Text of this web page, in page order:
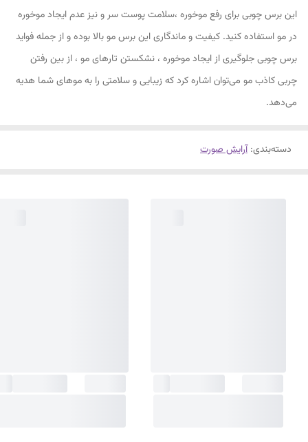
این برس چوبی برای رفع موخوره ،سلامت پوست سر و نیز عدم ایجاد موخوره
در مو استفاده کنید. کیفیت و ماندگاری این برس مو بالا بوده و از جمله فواید
برس چوبی جلوگیری از ایجاد موخوره ، نشکستن تارهای مو ، از بین رفتن
چربی کاذب مو می‌توان اشاره کرد که زیبایی و سلامتی را به موهای شما هدیه
می‌دهد.
دسته‌بندی:آرایش صورت